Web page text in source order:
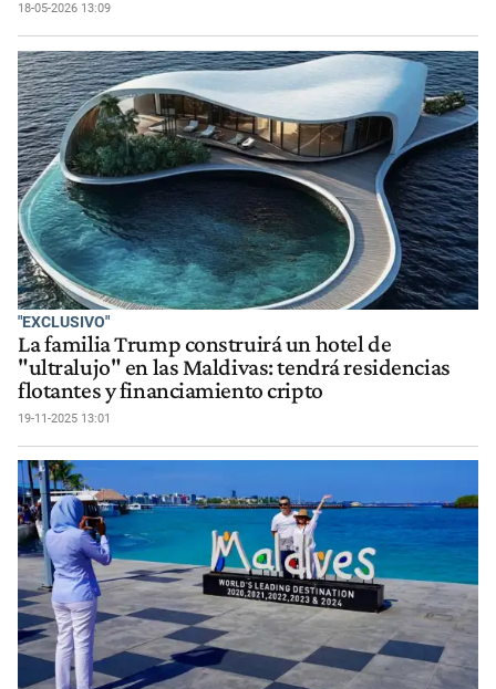
18-05-2026 13:09
"EXCLUSIVO"
La familia Trump construirá un hotel de
"ultralujo" en las Maldivas: tendrá residencias
flotantes y financiamiento cripto
19-11-2025 13:01